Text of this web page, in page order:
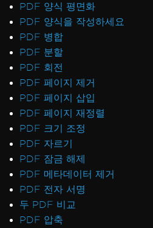
PDF 양식 평면화
PDF 양식을 작성하세요
PDF 병합
PDF 분할
PDF 회전
PDF 페이지 제거
PDF 페이지 삽입
PDF 페이지 재정렬
PDF 크기 조정
PDF 자르기
PDF 잠금 해제
PDF 메타데이터 제거
PDF 전자 서명
두 PDF 비교
PDF 압축